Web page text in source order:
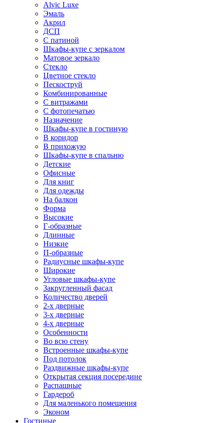
Alvic Luxe
Эмаль
Акрил
ДСП
С патиной
Шкафы-купе с зеркалом
Матовое зеркало
Стекло
Цветное стекло
Пескоструй
Комбинированные
С витражами
С фотопечатью
Назначение
Шкафы-купе в гостиную
В коридор
В прихожую
Шкафы-купе в спальню
Детские
Офисные
Для книг
Для одежды
На балкон
Форма
Высокие
Г-образные
Длинные
Низкие
П-образные
Радиусные шкафы-купе
Широкие
Угловые шкафы-купе
Закругленный фасад
Количество дверей
2-х дверные
3-х дверные
4-х дверные
Особенности
Во всю стену
Встроенные шкафы-купе
Под потолок
Раздвижные шкафы-купе
Открытая секция посередине
Распашные
Гардероб
Для маленького помещения
Эконом
Гостиные